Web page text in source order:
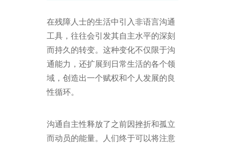
在残障人士的生活中引入非语言沟通
工具，往往会引发其自主水平的深刻
而持久的转变。这种变化不仅限于沟
通能力，还扩展到日常生活的各个领
域，创造出一个赋权和个人发展的良
性循环。
沟通自主性释放了之前因挫折和孤立
而动员的能量。人们终于可以将注意